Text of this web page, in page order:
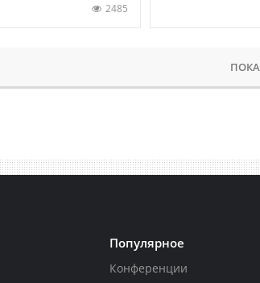
2485
Популярное
Конференции